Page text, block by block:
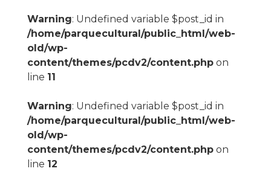
Warning: Undefined variable $post_id in
/home/parquecultural/public_html/web-
old/wp-
content/themes/pcdv2/content.phpon
line 11
Warning: Undefined variable $post_id in
/home/parquecultural/public_html/web-
old/wp-
content/themes/pcdv2/content.phpon
line 12